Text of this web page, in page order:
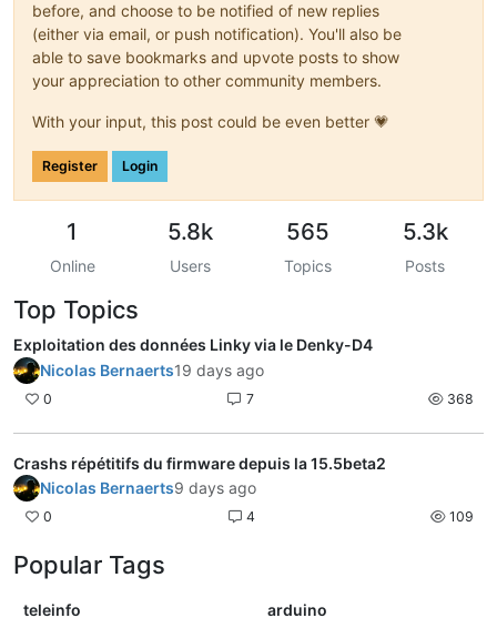
before, and choose to be notified of new replies
(either via email, or push notification). You'll also be
able to save bookmarks and upvote posts to show
your appreciation to other community members.
With your input, this post could be even better 💗
Register Login
1
Online
5.8k
Users
565
Topics
5.3k
Posts
Top Topics
Exploitation des données Linky via le Denky-D4
Nicolas Bernaerts19 days ago
0 7 368
Crashs répétitifs du firmware depuis la 15.5beta2
Nicolas Bernaerts9 days ago
0 4 109
Popular Tags
teleinfo arduino